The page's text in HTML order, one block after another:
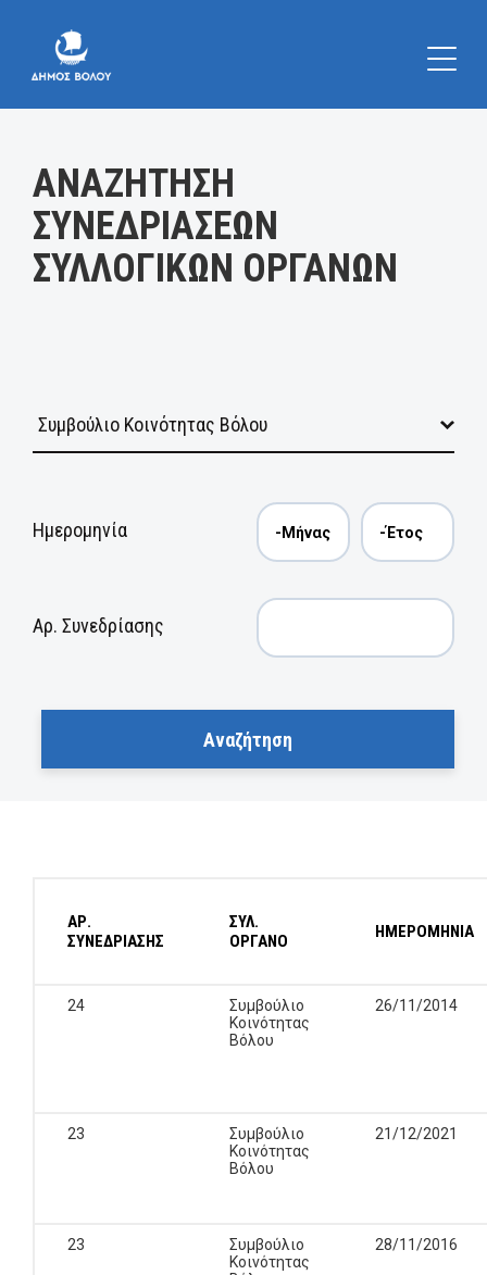
ΑΝΑΖΗΤΗΣΗ
ΣΥΝΕΔΡΙΑΣΕΩΝ
ΣΥΛΛΟΓΙΚΩΝ ΟΡΓΑΝΩΝ
Ημερομηνία
Αρ. Συνεδρίασης
ΑΡ.
ΣΥΝΕΔΡΙΑΣΗΣ
ΣΥΛ.
ΟΡΓΑΝΟ
ΗΜΕΡΟΜΗΝΙΑ
24
Συμβούλιο
Κοινότητας
Βόλου
26/11/2014
23
Συμβούλιο
Κοινότητας
Βόλου
21/12/2021
23
Συμβούλιο
Κοινότητας
28/11/2016